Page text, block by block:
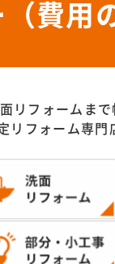
費用
リフォームま
リフォーム専門